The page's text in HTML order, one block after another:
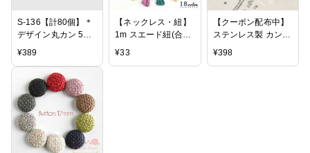
S-136【計80個】＊
デザイン丸カン 5サ
イズアソート ツイス
18mm＊【ゴール
ド】マルカン 丸カン
デザインカン
¥389
【ネックレス・紐】
1m スエード紐(合
皮)B 《選べる18色》
¥33
【クーポン配布中】
ステンレス製 カン付
き台座ピアス パーツ
¥398